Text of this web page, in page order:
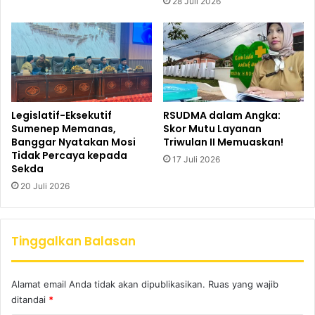
Legislatif-Eksekutif
Sumenep Memanas,
Banggar Nyatakan Mosi
Tidak Percaya kepada
Sekda
20 Juli 2026
RSUDMA dalam Angka:
Skor Mutu Layanan
Triwulan II Memuaskan!
17 Juli 2026
Tinggalkan Balasan
Alamat email Anda tidak akan dipublikasikan. Ruas yang wajib
ditandai *